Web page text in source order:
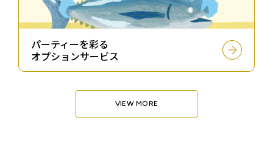
パーティーを彩る
オプションサービス
VIEW MORE